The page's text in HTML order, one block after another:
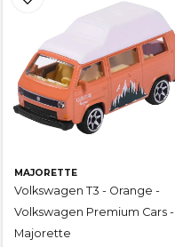
MAJORETTE
Volkswagen T3 - Orange -
Volkswagen Premium Cars -
Majorette